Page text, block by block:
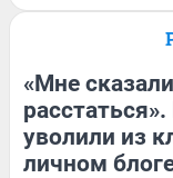
«Мне
уволили из
личном